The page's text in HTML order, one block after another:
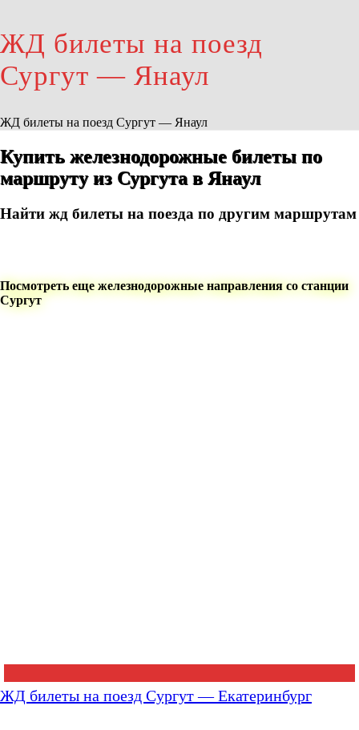
ЖД билеты на поезд
Сургут — Янаул
ЖД билеты на поезд Сургут — Янаул
Купить железнодорожные билеты по
маршруту из Сургута в Янаул
Найти жд билеты на поезда по другим маршрутам
Посмотреть еще железнодорожные направления со станции
Сургут
ЖД билеты на поезд Сургут — Екатеринбург